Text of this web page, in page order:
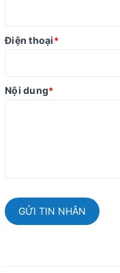
Điện thoại*
Nội dung*
GỬI TIN NHẮN